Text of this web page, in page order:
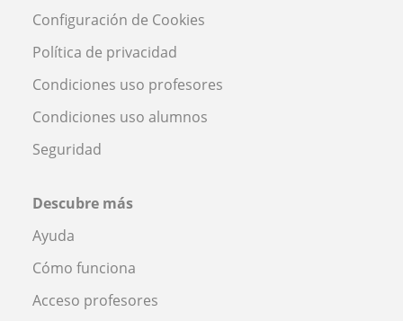
Configuración de Cookies
Política de privacidad
Condiciones uso profesores
Condiciones uso alumnos
Seguridad
Descubre más
Ayuda
Cómo funciona
Acceso profesores